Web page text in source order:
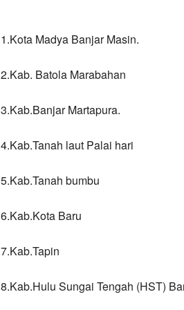
1.Kota Madya Banjar Masin.
2.Kab. Batola Marabahan
3.Kab.Banjar Martapura.
4.Kab.Tanah laut Palai hari
5.Kab.Tanah bumbu
6.Kab.Kota Baru
7.Kab.Tapin
8.Kab.Hulu Sungai Tengah (HST)